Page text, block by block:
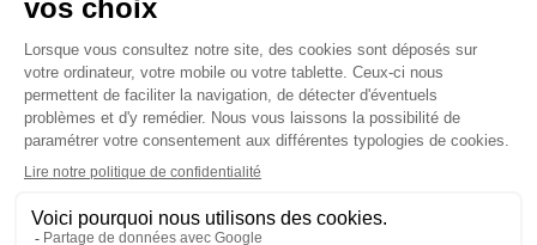
Une ombre avec une pergola aluminium
portes ouvertes véranda sur mesure
Nous Suivre